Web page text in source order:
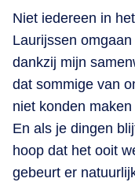
Niet iedereen in
Laurijssen
dankzij mijn
dat sommige van
niet konden
En als je dingen
hoop dat het ooit
gebeurt er